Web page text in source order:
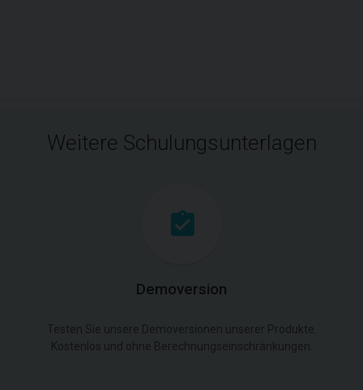
Weitere Schulungsunterlagen
Demoversion
Testen Sie unsere Demoversionen unserer Produkte.
Kostenlos und ohne Berechnungseinschränkungen.